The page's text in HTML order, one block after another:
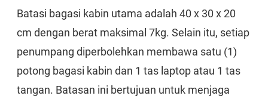
Batasi bagasi kabin utama adalah 40 x 30 x 20
cm dengan berat maksimal 7kg. Selain itu, setiap
penumpang diperbolehkan membawa satu (1)
potong bagasi kabin dan 1 tas laptop atau 1 tas
tangan. Batasan ini bertujuan untuk menjaga